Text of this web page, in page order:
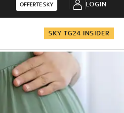
OFFERTE SKY LOGIN
SKY TG24 INSIDER